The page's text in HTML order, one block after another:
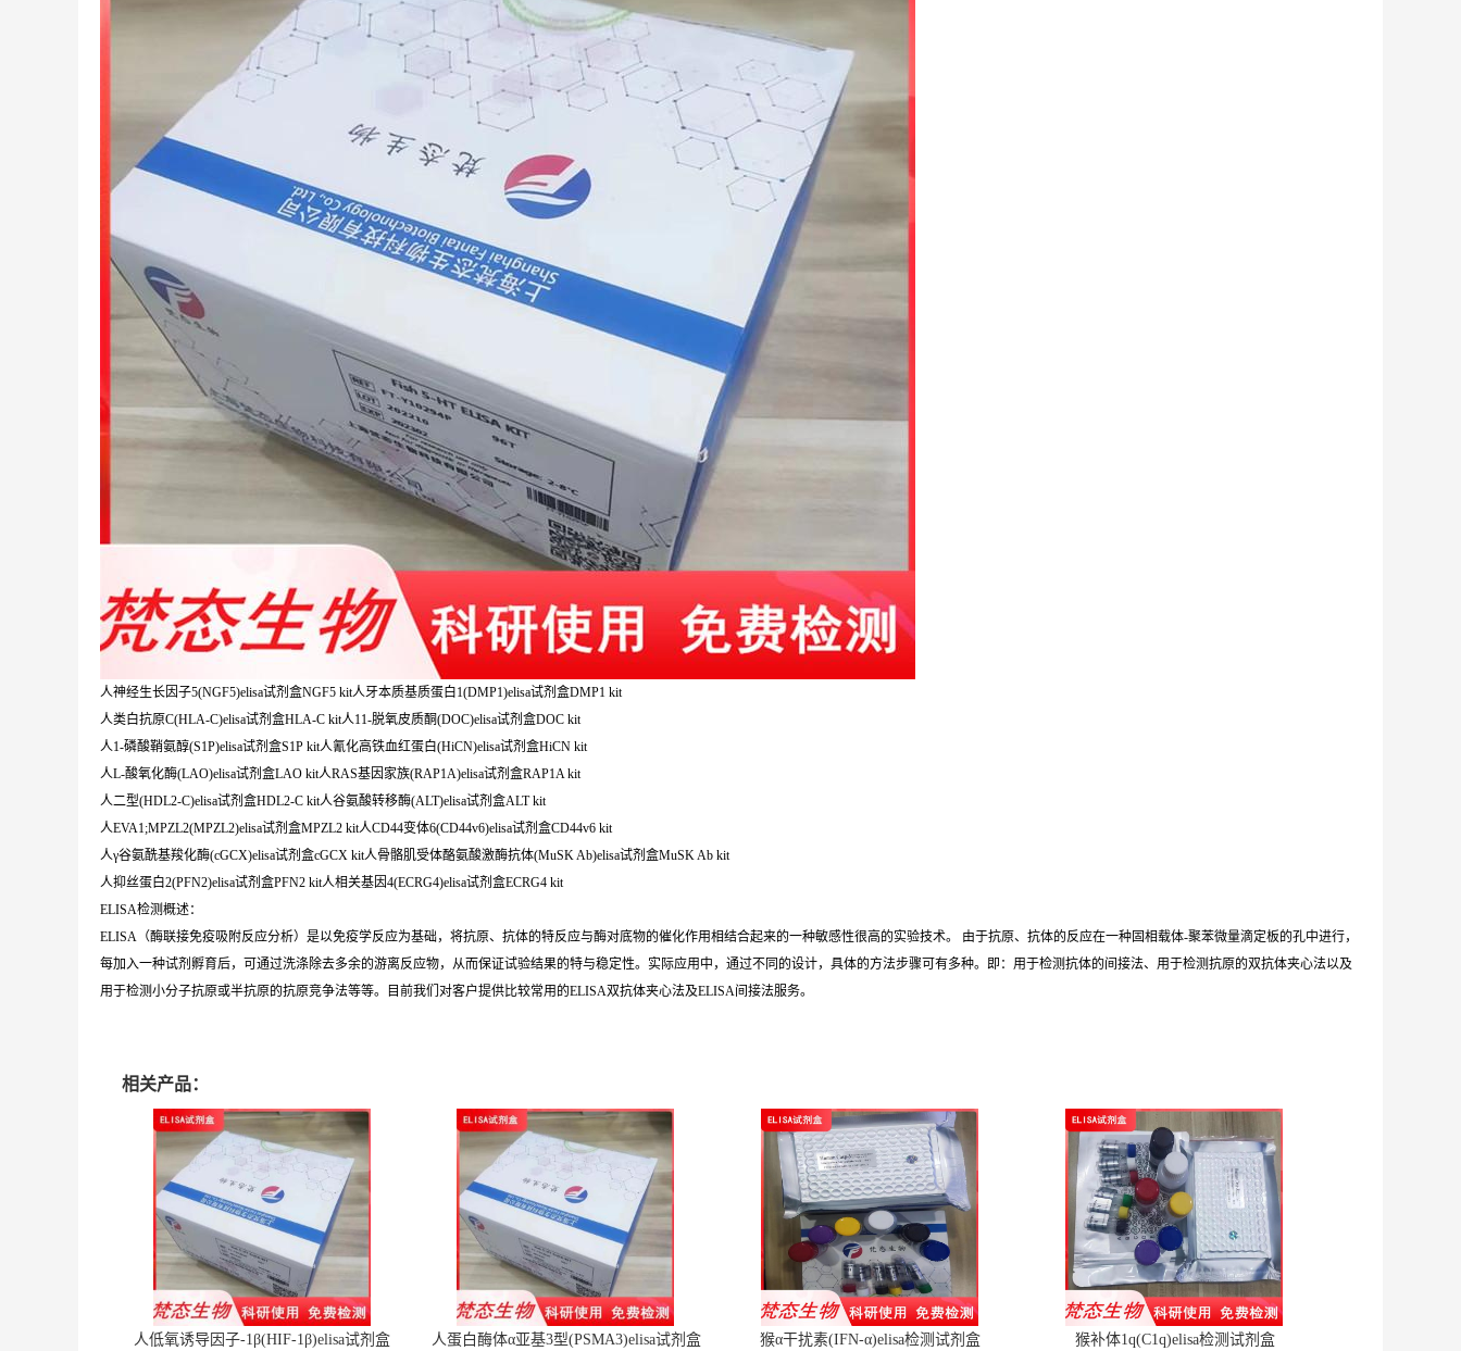
人神经生长因子5(NGF5)elisa试剂盒NGF5 kit人牙本质基质蛋白1(DMP1)elisa试剂盒DMP1 kit
人类白抗原C(HLA-C)elisa试剂盒HLA-C kit人11-脱氧皮质酮(DOC)elisa试剂盒DOC kit
人1-磷酸鞘氨醇(S1P)elisa试剂盒S1P kit人氰化高铁血红蛋白(HiCN)elisa试剂盒HiCN kit
人L-酸氧化酶(LAO)elisa试剂盒LAO kit人RAS基因家族(RAP1A)elisa试剂盒RAP1A kit
人二型(HDL2-C)elisa试剂盒HDL2-C kit人谷氨酸转移酶(ALT)elisa试剂盒ALT kit
人EVA1;MPZL2(MPZL2)elisa试剂盒MPZL2 kit人CD44变体6(CD44v6)elisa试剂盒CD44v6 kit
人γ谷氨酰基羧化酶(cGCX)elisa试剂盒cGCX kit人骨骼肌受体酪氨酸激酶抗体(MuSK Ab)elisa试剂盒MuSK Ab kit
人抑丝蛋白2(PFN2)elisa试剂盒PFN2 kit人相关基因4(ECRG4)elisa试剂盒ECRG4 kit
ELISA检测概述：
ELISA（酶联接免疫吸附反应分析）是以免疫学反应为基础，将抗原、抗体的特反应与酶对底物的催化作用相结合起来的一种敏感性很高的实验技术。 由于抗原、抗体的反应在一种固相载体-聚苯微量滴定板的孔中进行，
每加入一种试剂孵育后，可通过洗涤除去多余的游离反应物，从而保证试验结果的特与稳定性。实际应用中，通过不同的设计，具体的方法步骤可有多种。即：用于检测抗体的间接法、用于检测抗原的双抗体夹心法以及
用于检测小分子抗原或半抗原的抗原竞争法等等。目前我们对客户提供比较常用的ELISA双抗体夹心法及ELISA间接法服务。
相关产品：
人低氧诱导因子-1β(HIF-1β)elisa试剂盒 人蛋白酶体α亚基3型(PSMA3)elisa试剂盒 猴α干扰素(IFN-α)elisa检测试剂盒 猴补体1q(C1q)elisa检测试剂盒